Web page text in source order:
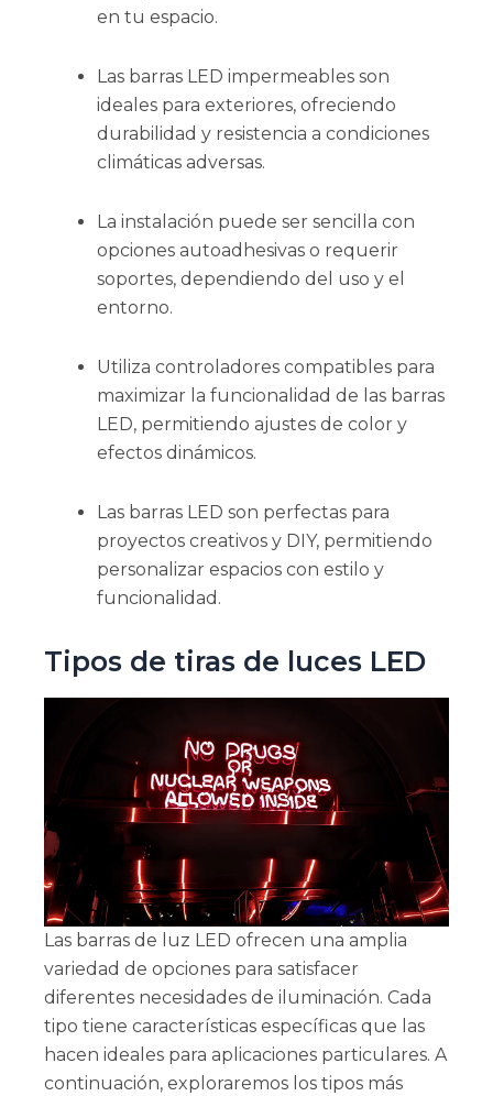
en tu espacio.
Las barras LED impermeables son
ideales para exteriores, ofreciendo
durabilidad y resistencia a condiciones
climáticas adversas.
La instalación puede ser sencilla con
opciones autoadhesivas o requerir
soportes, dependiendo del uso y el
entorno.
Utiliza controladores compatibles para
maximizar la funcionalidad de las barras
LED, permitiendo ajustes de color y
efectos dinámicos.
Las barras LED son perfectas para
proyectos creativos y DIY, permitiendo
personalizar espacios con estilo y
funcionalidad.
Tipos de tiras de luces LED
Las barras de luz LED ofrecen una amplia
variedad de opciones para satisfacer
diferentes necesidades de iluminación. Cada
tipo tiene características específicas que las
hacen ideales para aplicaciones particulares. A
continuación, exploraremos los tipos más